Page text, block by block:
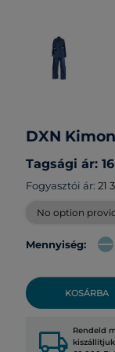
DXN
Tagsági ár:
Fogyasztói ár: 21
Mennyiség:
KOSÁRBA
local_shipping Rendeld